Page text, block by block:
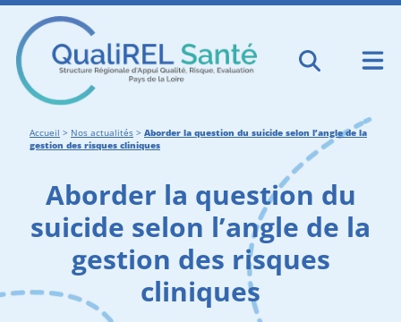
Accueil > Nos actualités > Aborder la question du suicide selon l’angle de la
gestion des risques cliniques
Aborder la question du
suicide selon l’angle de la
gestion des risques
cliniques